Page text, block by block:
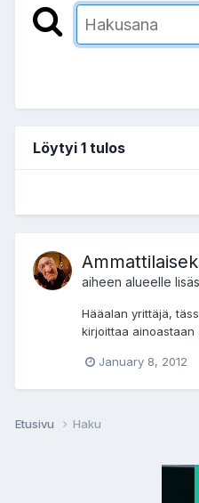
Löytyi 1 tulos
aiheen alueelle
Hääalan yrittäjä,
kirjoittaa ainoastaan
January 8, 2012
Etusivu Haku